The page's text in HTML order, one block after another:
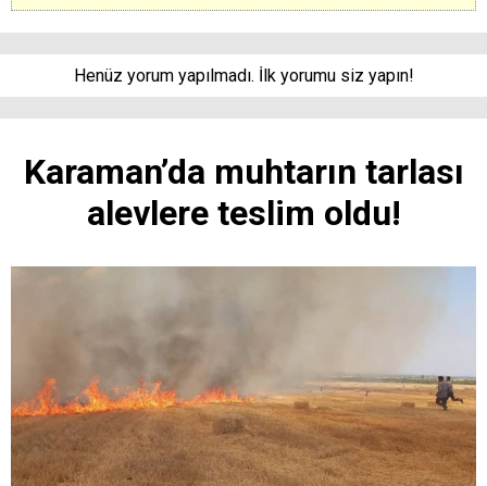
Henüz yorum yapılmadı. İlk yorumu siz yapın!
Karaman’da muhtarın tarlası
alevlere teslim oldu!